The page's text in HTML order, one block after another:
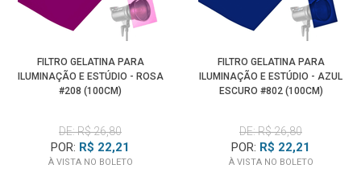
FILTRO GELATINA PARA
ILUMINAÇÃO E ESTÚDIO - ROSA
#208 (100CM)
DE: R$ 26,80
POR: R$ 22,21
À VISTA NO BOLETO
FILTRO GELATINA PARA
ILUMINAÇÃO E ESTÚDIO - AZUL
ESCURO #802 (100CM)
DE: R$ 26,80
POR: R$ 22,21
À VISTA NO BOLETO